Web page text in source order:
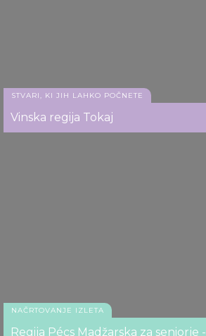
STVARI, KI JIH LAHKO POČNETE
Vinska regija Tokaj
NAČRTOVANJE IZLETA
Regija Pécs Madžarska za seniorje -